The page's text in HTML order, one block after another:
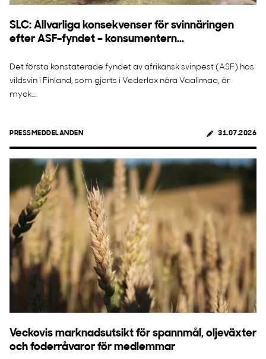
SLC: Allvarliga konsekvenser för svinnäringen
efter ASF-fyndet – konsumentern...
Det första konstaterade fyndet av afrikansk svinpest (ASF) hos
vildsvin i Finland, som gjorts i Vederlax nära Vaalimaa, är
myck...
PRESSMEDDELANDEN 31.07.2026
Veckovis marknadsutsikt för spannmål, oljeväxter
och foderråvaror för medlemmar